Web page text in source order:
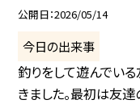
公開日 2026/05/14
今日の出来事
釣りをして遊んでい
きました。最初は友達